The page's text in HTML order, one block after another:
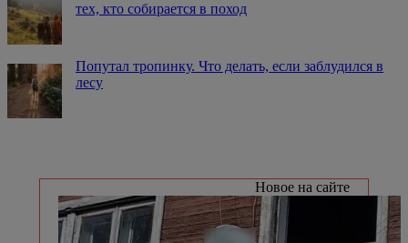
тех, кто собирается в поход
Попутал тропинку. Что делать, если заблудился в
лесу
Новое на сайте